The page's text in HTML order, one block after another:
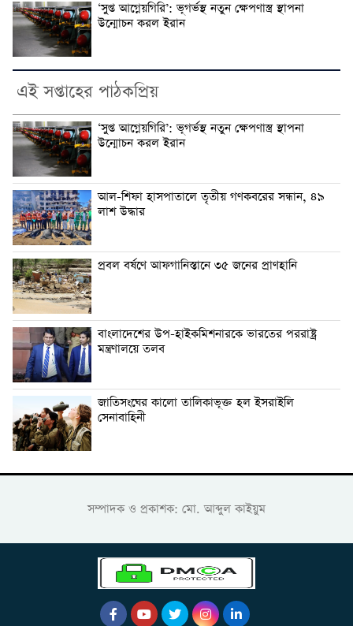
‘সুপ্ত আগ্নেয়গিরি’: ভূগর্ভস্থ নতুন ক্ষেপণাস্ত্র স্থাপনা
উন্মোচন করল ইরান
এই সপ্তাহের পাঠকপ্রিয়
‘সুপ্ত আগ্নেয়গিরি’: ভূগর্ভস্থ নতুন ক্ষেপণাস্ত্র স্থাপনা
উন্মোচন করল ইরান
আল-শিফা হাসপাতালে তৃতীয় গণকবরের সন্ধান, ৪৯
লাশ উদ্ধার
প্রবল বর্ষণে আফগানিস্তানে ৩৫ জনের প্রাণহানি
বাংলাদেশের উপ-হাইকমিশনারকে ভারতের পররাষ্ট্র
মন্ত্রণালয়ে তলব
জাতিসংঘের কালো তালিকাভূক্ত হল ইসরাইলি
সেনাবাহিনী
সম্পাদক ও প্রকাশক: মো. আব্দুল কাইয়ুম